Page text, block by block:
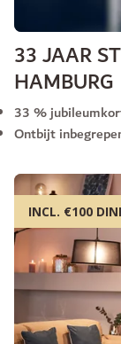
33 JAAR
HAMBURG
33 %
Ontbijt
INCL. €100